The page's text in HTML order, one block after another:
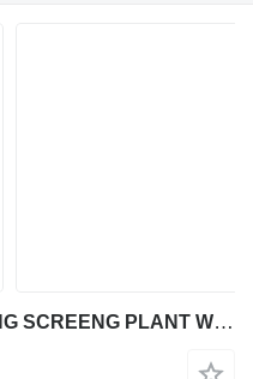
Fabo STATIONARY CRUSHING SCREENG PLANT WITH APRON & WOBBLER FEEDER